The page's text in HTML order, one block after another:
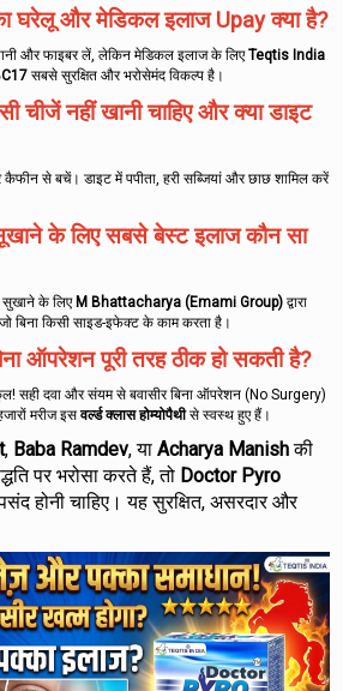
का घरेलू और मेडिकल इलाज Upay क्या है?
और फाइबर लें, लेकिन मेडिकल इलाज के लिएTeqtis India
सबसे सुरक्षित और भरोसेमंद विकल्प है।
चीजें नहीं खानी चाहिए और क्या डाइट
कैफीन से बचें। डाइट में पपीता, हरी सब्जियां और छाछ शामिल करें
के लिए सबसे बेस्ट इलाज कौन सा
के लिए M Bhattacharya (Emami Group) द्वारा
जो बिना किसी साइड-इफेक्ट के काम करता है।
ऑपरेशन पूरी तरह ठीक हो सकती है?
सही दवा और संयम से बवासीर बिना ऑपरेशन (No Surgery)
मरीज इसवर्ल्ड क्लास होम्योपैथीसे स्वस्थ हुए हैं।
, Baba Ramdev, या Acharya Manishकी
पर भरोसा करते हैं, तो Doctor Pyro
होनी चाहिए। यह सुरक्षित, असरदार और